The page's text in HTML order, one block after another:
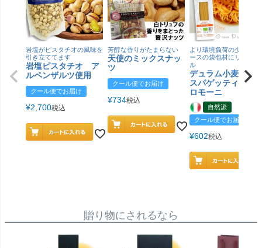
岩塩がピスタチオの風味を
引き立ててます
岩塩ピスタチオ ア
ルペンザルツ使用
クール便でお届け
¥2,700税込
芳醇な香りがたまらない
天使のミックスナッ
ツ
クール便でお届け
¥734税込
より環境負荷の少ない紙
ースの袋包材にリニュー
ル
デュラム小麦 有
スパゲッティ／ジ
ロモーニ
自然派
クール便でお届け
¥602税込
贈り物にされるなら